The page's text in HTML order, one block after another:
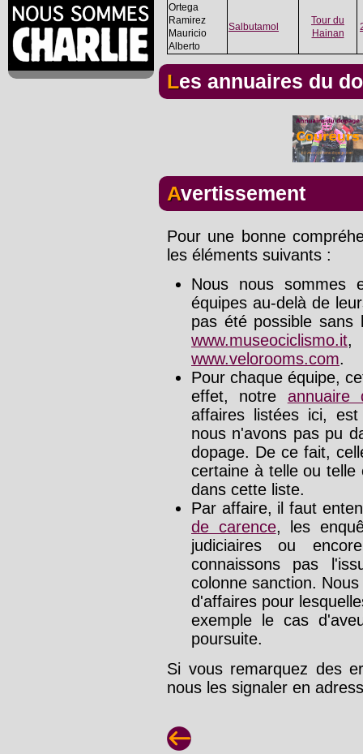
Ortega
Ramirez
Mauricio
Alberto
Salbutamol
Tour du
Hainan
Les annuaires du
Avertissement
Pour une bonne
les éléments suivants :
Nous nous sommes
équipes au-delà de
pas été possible sans
www.museociclismo.it
www.velorooms.com.
Pour chaque équipe,
effet, notre annuaire
affaires listées ici,
nous n'avons pas pu
dopage. De ce fait,
certaine à telle ou telle
dans cette liste.
Par affaire, il faut
de carence, les
judiciaires ou
connaissons pas
colonne sanction.
d'affaires pour
exemple le cas
poursuite.
Si vous remarquez des
nous les signaler en